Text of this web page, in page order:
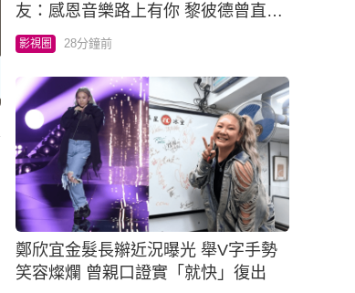
友：感恩音樂路上有你 黎彼德曾直認
唔夾合作7年終拆夥
影視圈 28分鐘前
鄭欣宜金髮長辮近況曝光 舉V字手勢
笑容燦爛 曾親口證實「就快」復出